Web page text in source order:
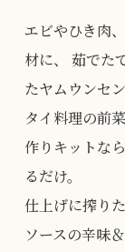
エビやひき肉
材に、
茹でた
たヤムウンセ
タイ料理の前
作りキットなら
るだけ。
仕上げに搾り
ソースの辛味＆